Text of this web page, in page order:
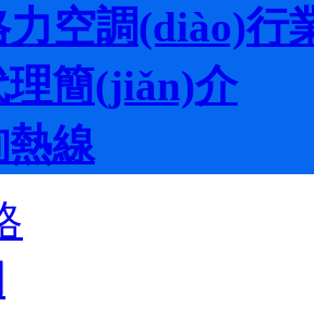
力空調(diào)行
理簡(jiǎn)介
線